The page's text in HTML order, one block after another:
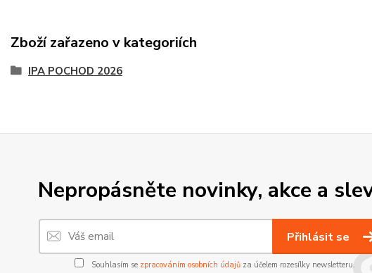
Zboží zařazeno v kategoriích
IPA POCHOD 2026
Nepropásněte novinky, akce a
Přihlásit se
Souhlasím se zpracováním osobních údajůza účelem rozesílky newsletteru.